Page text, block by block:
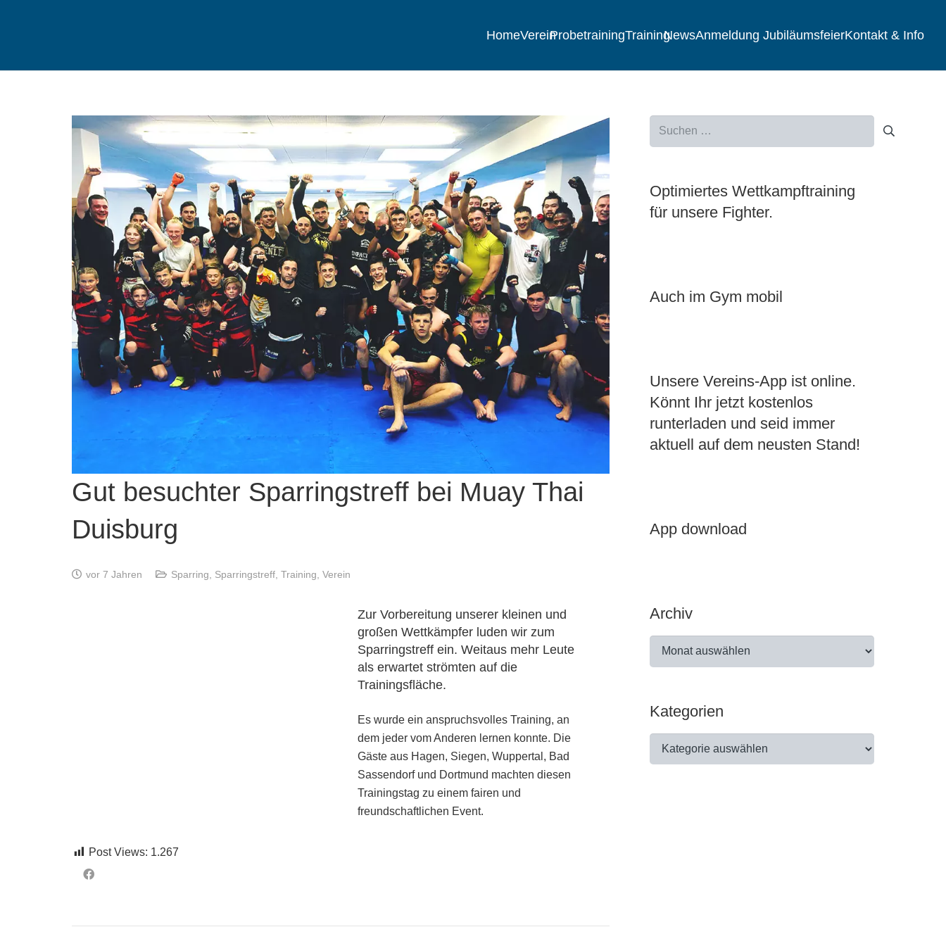
HomeVereinProbetrainingTrainingNewsAnmeldung JubiläumsfeierKontakt & Info
Gut besuchter Sparringstreff bei Muay Thai
Duisburg
vor 7 Jahren Sparring Sparringstreff, Training Verein
Zur Vorbereitung unserer kleinen und
großen Wettkämpfer luden wir zum
Sparringstreff ein. Weitaus mehr Leute
als erwartet strömten auf die
Trainingsfläche.
Es wurde ein anspruchsvolles Training, an
dem jeder vom Anderen lernen konnte. Die
Gäste aus Hagen, Siegen, Wuppertal, Bad
Sassendorf und Dortmund machten diesen
Trainingstag zu einem fairen und
freundschaftlichen Event.
Post Views: 1.267
Suchen
Optimiertes Wettkampftraining
für unsere Fighter.
Auch im Gym mobil
Unsere Vereins-App ist online.
Könnt Ihr jetzt kostenlos
runterladen und seid immer
aktuell auf dem neusten Stand!
App download
Archiv
Archiv
Kategorien
Kategorien